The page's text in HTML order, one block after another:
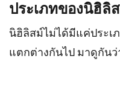
ประเภทของนิฮิลิ
นิฮิลิสม์ไม่ได้มีแค่ประเ
แตกต่างกันไป มาดูกันว่